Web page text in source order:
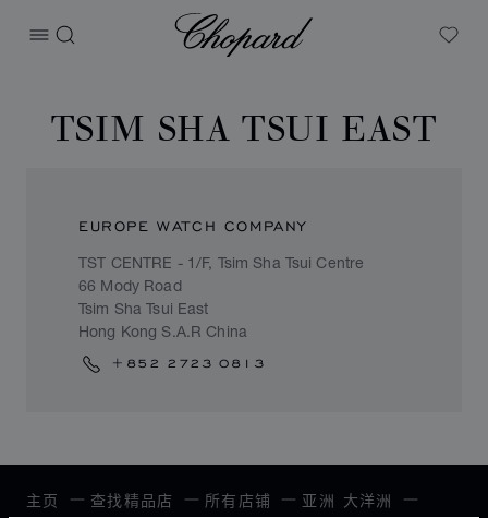
打开菜单
搜索
Chopard
My
TSIM SHA TSUI EAST
EUROPE WATCH COMPANY
TST CENTRE - 1/F, Tsim Sha Tsui Centre
66 Mody Road
Tsim Sha Tsui East
Hong Kong S.A.R China
+852 2723 0813
主页 查找精品店 所有店铺 亚洲 大洋洲